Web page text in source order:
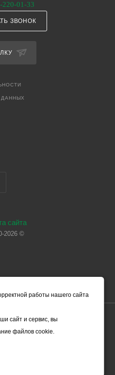
220-01-33
ЗВОНОК
сайта
2026 ©
справочный характер и не
со ст. 435 ГК РФ). Они могут
товара формируется
работы нашего сайта
сайт и сервис, вы
файлов cookie.